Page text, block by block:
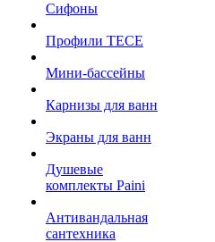
Сифоны
Профили TECE
Мини-бассейны
Карнизы для ванн
Экраны для ванн
Душевые
комплекты Paini
Антивандальная
сантехника